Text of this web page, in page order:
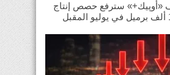
«أوپيك+» سترفع حصص إنتاج